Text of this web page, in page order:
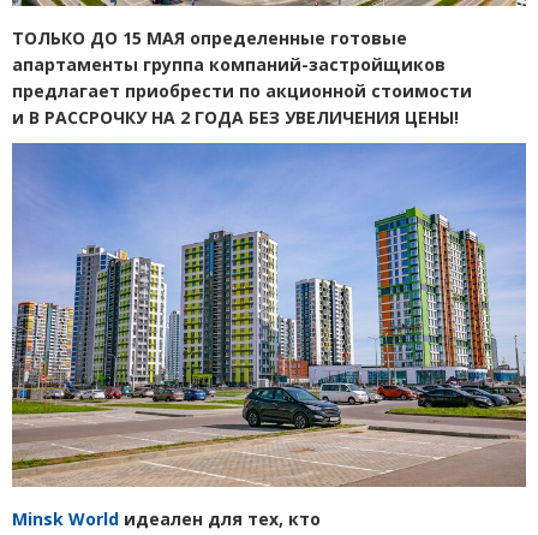
ТОЛЬКО ДО 15 МАЯ определенные готовые
апартаменты группа компаний-застройщиков
предлагает приобрести по акционной стоимости
и В РАССРОЧКУ НА 2 ГОДА БЕЗ УВЕЛИЧЕНИЯ ЦЕНЫ!
Minsk World идеален для тех, кто